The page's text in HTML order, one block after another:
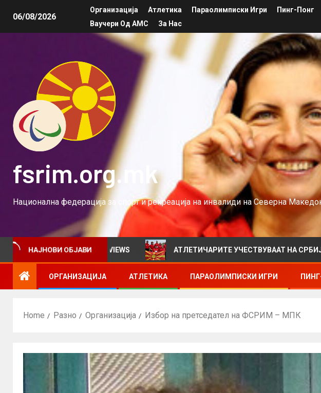
06/08/2026
Организација Атлетика Параолимписки Игри Пинг-Понг
Ваучери Од АМС
За Нас
fsrim.org.mk
Национална федерација за спорт и рекреација на инвалиди на Северна
НАЈНОВИ ОБЈАВИ
билтен за VIEWS АТЛЕТИЧАРИТЕ УЧЕСТВУВААТ НА СРБИЈА ОПЕН
ОРГАНИЗАЦИЈА АТЛЕТИКА ПАРАОЛИМПИСКИ ИГРИ
Home Разно Организација Избор на претседател на ФСРИМ – МПК